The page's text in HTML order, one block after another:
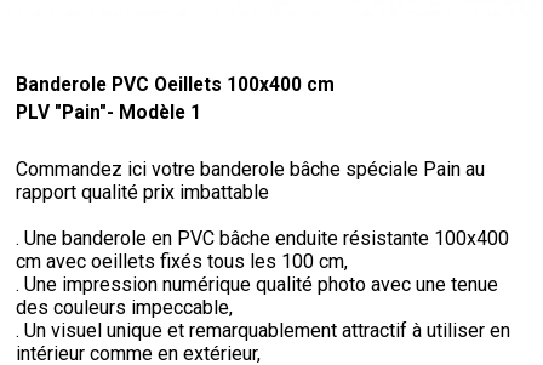
Banderole PVC Oeillets 100x400 cm
PLV "Pain"- Modèle 1
Commandez ici votre banderole bâche spéciale Pain au
rapport qualité prix imbattable
. Une banderole en PVC bâche enduite résistante 100x400
cm avec oeillets fixés tous les 100 cm,
. Une impression numérique qualité photo avec une tenue
des couleurs impeccable,
. Un visuel unique et remarquablement attractif à utiliser en
intérieur comme en extérieur,